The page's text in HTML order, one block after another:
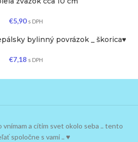
€5,90 s DPH
bylinný povrázok _ škorica♥
€7,18 s DPH
a cítim svet okolo seba .. tento
spoločne s vami .. ♥